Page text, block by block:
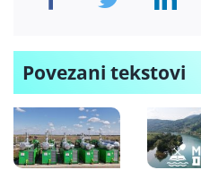
Povezani tekstovi